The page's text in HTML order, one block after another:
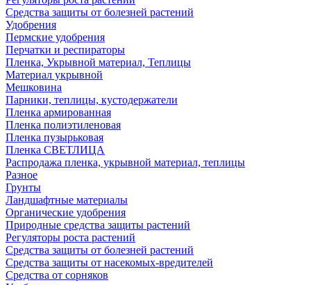
Средства защиты от болезней растений
Удобрения
Пермские удобрения
Перчатки и респираторы
Пленка, Укрывной материал, Теплицы
Материал укрывной
Мешковина
Парники, теплицы, кустодержатели
Пленка армированная
Пленка полиэтиленовая
Пленка пузырьковая
Пленка СВЕТЛИЦА
Распродажа пленка, укрывной материал, теплицы
Разное
Грунты
Ландшафтные материалы
Органические удобрения
Природные средства защиты растений
Регуляторы роста растений
Средства защиты от болезней растений
Средства защиты от насекомых-вредителей
Средства от сорняков